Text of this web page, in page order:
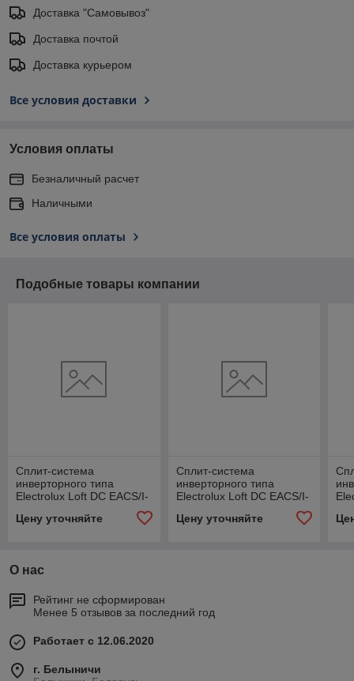
Доставка "Самовывоз"
Доставка почтой
Доставка курьером
Все условия доставки
Условия оплаты
Безналичный расчет
Наличными
Все условия оплаты
Подобные товары компании
Сплит-система
инверторного типа
Electrolux Loft DC EACS/I-
Цену уточняйте
Сплит-система
инверторного типа
Electrolux Loft DC EACS/I-
Цену уточняйте
О нас
Рейтинг не сформирован
Менее 5 отзывов за последний год
Работает с 12.06.2020
г. Белыничи